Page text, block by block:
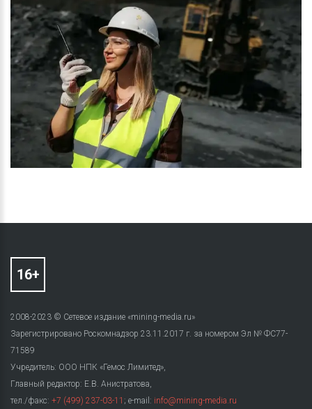
2008-2023 © Сетевое издание «mining-media.ru»
Зарегистрировано Роскомнадзор 23.11.2017 г. за номером Эл № ФС77-
71589
Учредитель: ООО НПК «Гемос Лимитед»,
Главный редактор: Е.В. Анистратова,
тел./факс: +7 (499) 237-03-11 ; e-mail: info@mining-media.ru